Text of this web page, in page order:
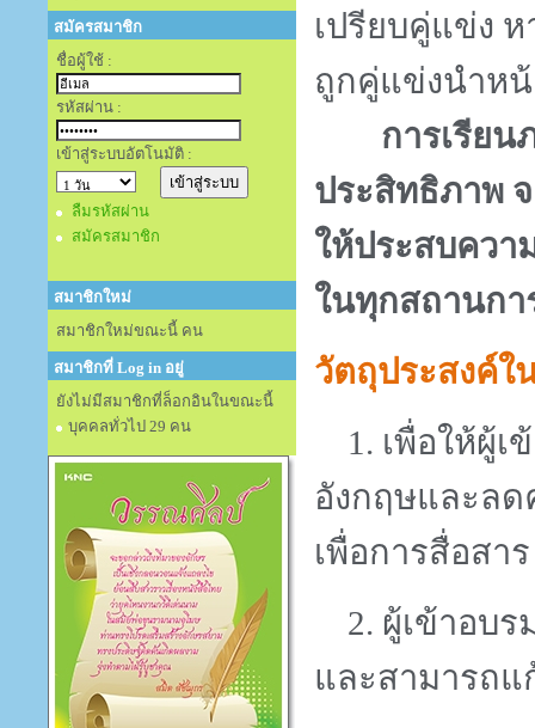
สมัครสมาชิก
ชื่อผู้ใช้ :
รหัสผ่าน :
เข้าสู่ระบบอัตโนมัติ :
ลืมรหัสผ่าน
สมัครสมาชิก
สมาชิกใหม่
สมาชิกใหม่ขณะนี้ คน
สมาชิกที่ Log in อยู่
ยังไม่มีสมาชิกที่ล็อกอินในขณะนี้
บุคคลทั่วไป 29 คน
เปรียบคู่แข่ง
ถูกคู่แข่งนำหน้
การเรียนภ
ประสิทธิภาพ
ให้ประสบควา
ในทุกสถานก
วัตถุประสงค์ใ
1. เพื่อให้ผู้เ
อังกฤษและล
เพื่อการสื่อสาร
2. ผู้เข้าอบ
และสามารถแ